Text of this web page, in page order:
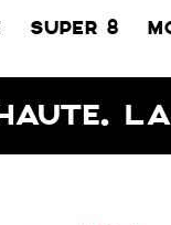
SUPER 8